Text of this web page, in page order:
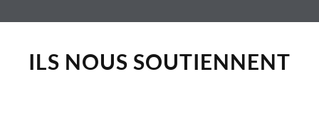
ILS NOUS SOUTIENNENT